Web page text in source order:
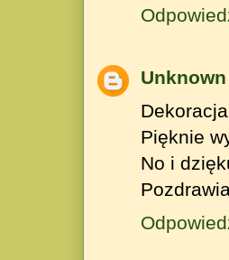
Unknown
Pięknie
No i